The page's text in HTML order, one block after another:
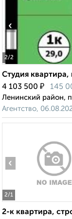
2/2
‹
Студия
4 103 500 ₽ 145
Ленинский район,
Агентство,
2/1
‹
2-к квартира,